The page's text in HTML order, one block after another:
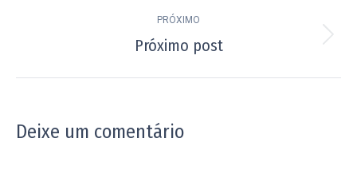
PRÓXIMO
Próximo
Próximo post
Deixe um comentário